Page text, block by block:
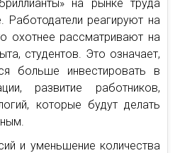
на рынке труда
Работодатели реагируют на
охотнее рассматривают на
студентов. Это означает,
больше инвестировать в
развитие работников,
которые будут делать
и уменьшение количества